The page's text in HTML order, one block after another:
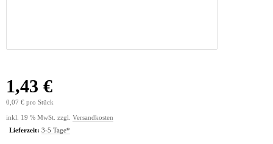
1,43 €
0,07 € pro Stück
inkl. 19 % MwSt. zzgl. Versandkosten
Lieferzeit: 3-5 Tage*